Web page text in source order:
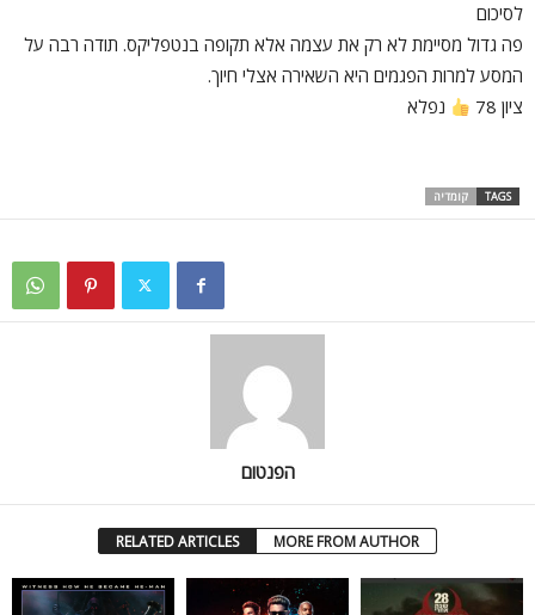
לסיכום
פה גדול מסיימת לא רק את עצמה אלא תקופה בנטפליקס. תודה רבה על
המסע למרות הפגמים היא השאירה אצלי חיוך.
ציון 78
נפלא
TAGS קומדיה
הפנטום
RELATED ARTICLES MORE FROM AUTHOR